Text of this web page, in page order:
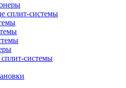
​сплит-системы
системы